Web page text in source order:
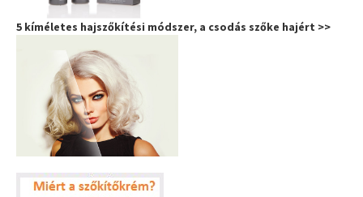
5 kíméletes hajszőkítési módszer, a csodás szőke hajért >>